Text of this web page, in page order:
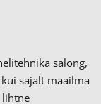
salong,
sajalt maailma
lihtne